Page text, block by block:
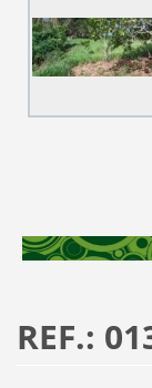
REF.: